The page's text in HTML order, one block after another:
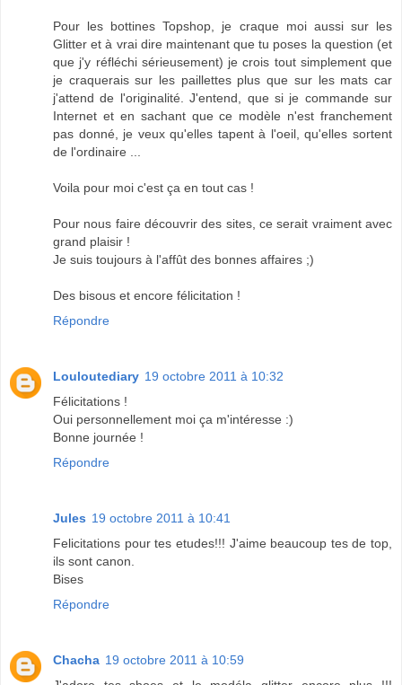
Pour les bottines Topshop, je craque moi aussi sur les
Glitter et à vrai dire maintenant que tu poses la question (et
que j'y réfléchi sérieusement) je crois tout simplement que
je craquerais sur les paillettes plus que sur les mats car
j'attend de l'originalité. J'entend, que si je commande sur
Internet et en sachant que ce modèle n'est franchement
pas donné, je veux qu'elles tapent à l'oeil, qu'elles sortent
de l'ordinaire ...
Voila pour moi c'est ça en tout cas !
Pour nous faire découvrir des sites, ce serait vraiment avec
grand plaisir !
Je suis toujours à l'affût des bonnes affaires ;)
Des bisous et encore félicitation !
Répondre
Louloutediary 19 octobre 2011 à 10:32
Félicitations !
Oui personnellement moi ça m'intéresse :)
Bonne journée !
Répondre
Jules 19 octobre 2011 à 10:41
Felicitations pour tes etudes!!! J'aime beaucoup tes de top,
ils sont canon.
Bises
Répondre
Chacha 19 octobre 2011 à 10:59